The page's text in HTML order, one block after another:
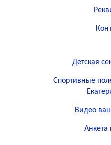
Детская
Спортивные
Видео
Анкета